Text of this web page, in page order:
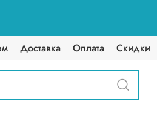
Доставка Оплата Скидки